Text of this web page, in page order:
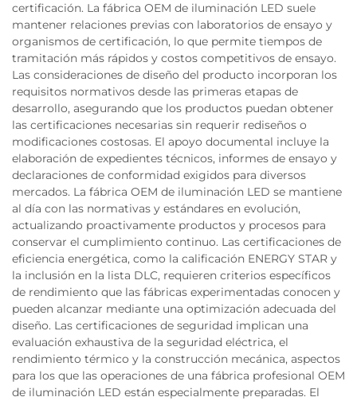
certificación. La fábrica OEM de iluminación LED suele
mantener relaciones previas con laboratorios de ensayo y
organismos de certificación, lo que permite tiempos de
tramitación más rápidos y costos competitivos de ensayo.
Las consideraciones de diseño del producto incorporan los
requisitos normativos desde las primeras etapas de
desarrollo, asegurando que los productos puedan obtener
las certificaciones necesarias sin requerir rediseños o
modificaciones costosas. El apoyo documental incluye la
elaboración de expedientes técnicos, informes de ensayo y
declaraciones de conformidad exigidos para diversos
mercados. La fábrica OEM de iluminación LED se mantiene
al día con las normativas y estándares en evolución,
actualizando proactivamente productos y procesos para
conservar el cumplimiento continuo. Las certificaciones de
eficiencia energética, como la calificación ENERGY STAR y
la inclusión en la lista DLC, requieren criterios específicos
de rendimiento que las fábricas experimentadas conocen y
pueden alcanzar mediante una optimización adecuada del
diseño. Las certificaciones de seguridad implican una
evaluación exhaustiva de la seguridad eléctrica, el
rendimiento térmico y la construcción mecánica, aspectos
para los que las operaciones de una fábrica profesional OEM
de iluminación LED están especialmente preparadas. El